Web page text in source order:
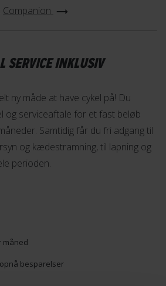
og bump fra underlaget og derved
en forhjulsmotor
en Promovec forhjulsmotor, som
38 Nm, hvilket giver dig en god
i navet på forhjulet og yder
Med sin placering i forhjulet
frem", hvilket gør at du kommer
til korte og mellemlange distancer,
Wh batteri
Companion
SERVICE INKLUSIV
ny måde at have cykel på! Du
og serviceaftale for et fast beløb
Samtidig får du fri adgang til
og kædestramning, til lapning og
perioden.
måned
besparelser